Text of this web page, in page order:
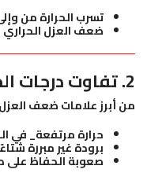
تسرب الحرارة من
ضعف العزل الحراري
2. تفاوت درجات الحرارة داخل المبنى
من أبرز علامات ضعف
حرارة مرتفعة_ في
برودة غير مبررة
صعوبة الحفاظ على